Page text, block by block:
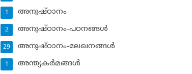
അനുഷ്ഠാനം
1
അനുഷ്ഠാനം-പഠനങ്ങള്‍
2
അനുഷ്ഠാനം-ലേഖനങ്ങള്‍
29
അന്ത്യകര്‍മങ്ങള്‍
1